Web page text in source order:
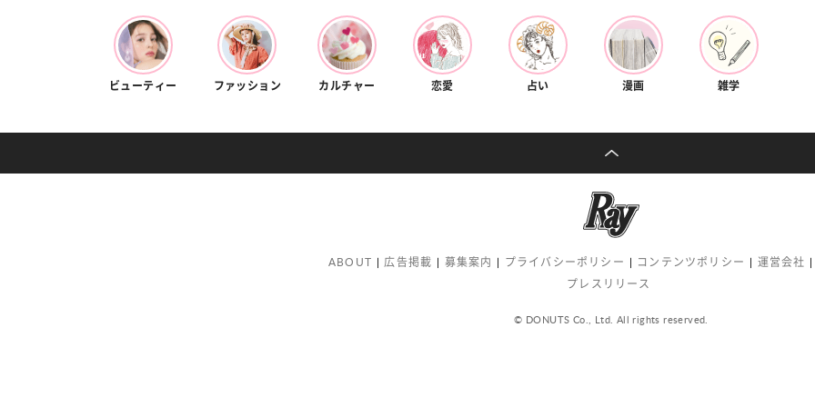
ビューティー ファッション カルチャー 恋愛 占い 漫画 雑学
ABOUT 広告掲載 募集案内 プライバシーポリシー コンテンツポリシー 運営会社
プレスリリース
© DONUTS Co., Ltd. All rights reserved.